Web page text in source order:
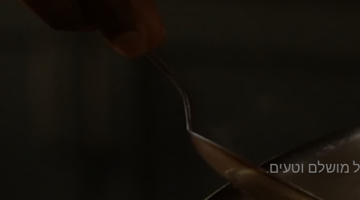
מושלם וטעים.